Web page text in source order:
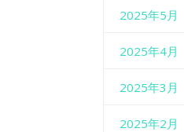
2025年5月
2025年4月
2025年3月
2025年2月